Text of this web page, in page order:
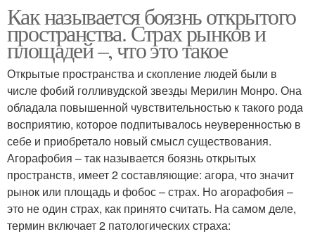
Как называется боязнь открытого
пространства. Страх рынков и
площадей –, что это такое
Открытые пространства и скопление людей были в
числе фобий голливудской звезды Мерилин Монро. Она
обладала повышенной чувствительностью к такого рода
восприятию, которое подпитывалось неуверенностью в
себе и приобретало новый смысл существования.
Агорафобия – так называется боязнь открытых
пространств, имеет 2 составляющие: агора, что значит
рынок или площадь и фобос – страх. Но агорафобия –
это не один страх, как принято считать. На самом деле,
термин включает 2 патологических страха: